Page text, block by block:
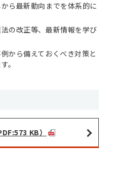
ら最新動向までを体系的に
の改正等、最新情報を学び
から備えておくべき対策と
。
KB）